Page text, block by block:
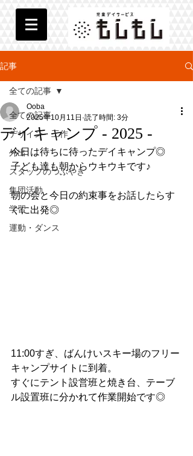
記事
全ての記事
デザイン・工作
外出
スタッフのつぶやき
集団活動
学習
運動・ダンス
全ての記事
デイキャンプ - 2025 -
Ooba
2025年10月11日 読了時間: 3分
今日は待ちに待ったデイキャンプ◎
子ども達も朝からウキウキです♪
朝の会と今日の約束事をお話したらす
ぐに出発◎
11:00すぎ、ばんけいスキー場のフリー
キャンプサイトに到着。
すぐにテント設営班と焼き台、テーブ
ル設置班に分かれて作業開始です◎